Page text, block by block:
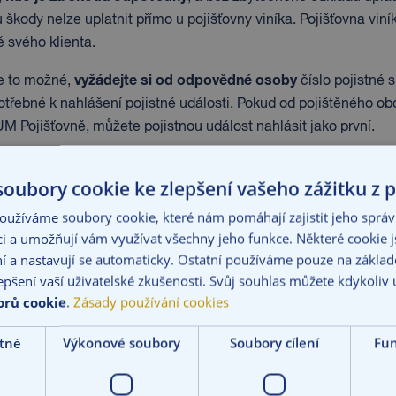
škody nelze uplatnit přímo u pojišťovny viníka. Pojišťovna
svého klienta.
to možné, vyžádejte si od odpovědné osobyčíslo pojistné
k nahlášení pojistné události. Pokud od pojištěného
Pojišťovně, můžete pojistnou událost nahlásit jako první.
nelze v likvidaci pokračovat.
k nahlášení pojistné události:
čas a místo vzniku škody;
pojistné smlouvy, ze které má být pojistné plnění
škody (popis události);
údaje pojištěného;
údaje poškozeného.
cookie ke zlepšení vašeho zážitku z
soubory cookie, které nám pomáhají zajistit jeho
a umožňují vám využívat všechny jeho funkce. Některé cookie
a nastavují se automaticky. Ostatní používáme pouze na
vaší uživatelské zkušenosti. Svůj souhlas můžete kdykoliv
cookie. Zásady používání cookies
Výkonové soubory Soubory cílení